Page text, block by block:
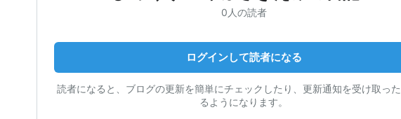
0人の読者
ログインして読者になる
読者になると、ブログの更新を簡単にチェックしたり、更新通知を受け取っ
るようになります。